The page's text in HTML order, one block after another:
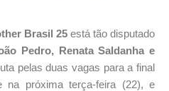
Brasil 25 está tão disputado
Pedro, Renata Saldanha e
pelas duas vagas para a final
na próxima terça-feira (22), e